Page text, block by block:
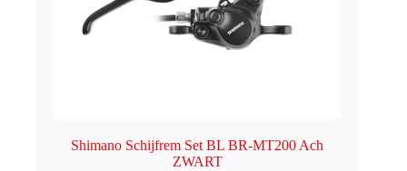
Shimano Schijfrem Set BL BR-MT200 Ach
ZWART